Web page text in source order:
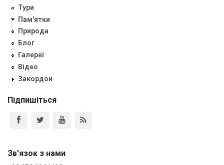
Тури
Пам'ятки
Природа
Блог
Галереї
Відео
Закордон
Підпишіться
Зв'язок з нами